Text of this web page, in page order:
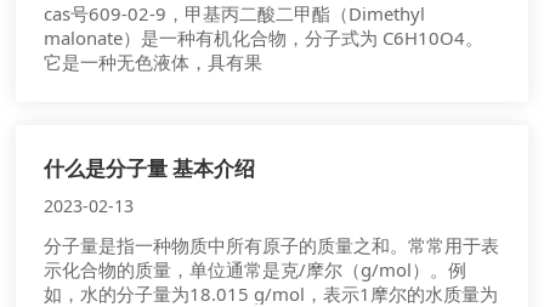
cas号609-02-9，甲基丙二酸二甲酯（Dimethyl
malonate）是一种有机化合物，分子式为 C6H10O4。
它是一种无色液体，具有果
什么是分子量 基本介绍
2023-02-13
分子量是指一种物质中所有原子的质量之和。常常用于表
示化合物的质量，单位通常是克/摩尔（g/mol）。例
如，水的分子量为18.015 g/mol，表示1摩尔的水质量为